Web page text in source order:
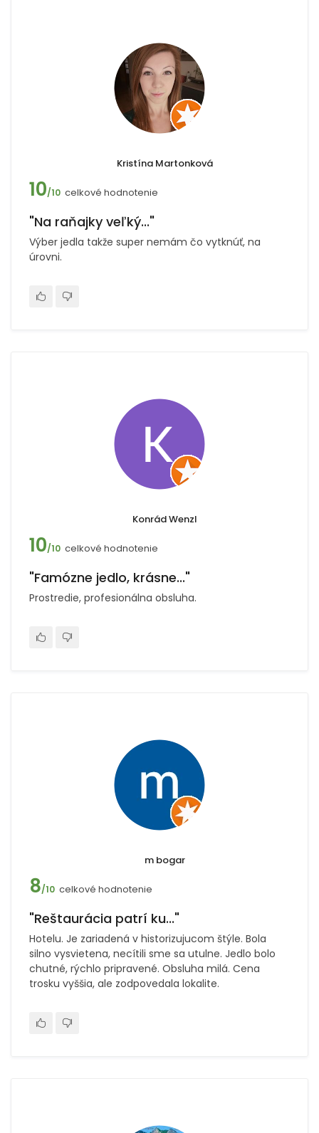
Kristína Martonková
10/10 celkové hodnotenie
"Na raňajky veľký..."
Výber jedla takže super nemám čo vytknúť, na
úrovni.
Konrád Wenzl
10/10 celkové hodnotenie
"Famózne jedlo, krásne..."
Prostredie, profesionálna obsluha.
m bogar
8/10 celkové hodnotenie
"Reštaurácia patrí ku..."
Hotelu. Je zariadená v historizujucom štýle. Bola
silno vysvietena, necítili sme sa utulne. Jedlo bolo
chutné, rýchlo pripravené. Obsluha milá. Cena
trosku vyššia, ale zodpovedala lokalite.